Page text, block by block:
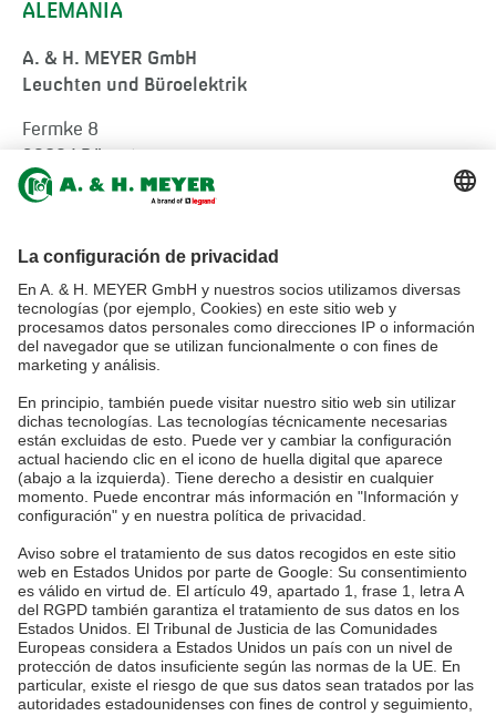
ALEMANIA
A. & H. MEYER GmbH
Leuchten und Büroelektrik
Fermke 8
Germany
info@ah-meyer.de
MALASIA
A. & H. MEYER Sdn. Bhd.
528797-M
No. 3, Jalan Astaka U8/84
Section U8, Bukit Jelutong
40150 Shah Alam, Selangor
Malaysia
tel.:+60 3 7845 7277
sales@ah-meyer.com.my